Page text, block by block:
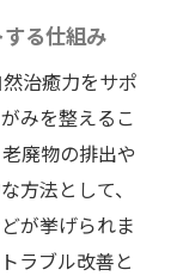
る仕組み
治癒力をサポ
みを整えるこ
廃物の排出や
方法として、
が挙げられま
ラブル改善と